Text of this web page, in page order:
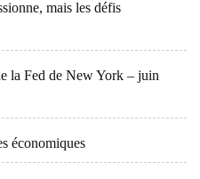
mais les défis
la Fed de New York – juin
économiques